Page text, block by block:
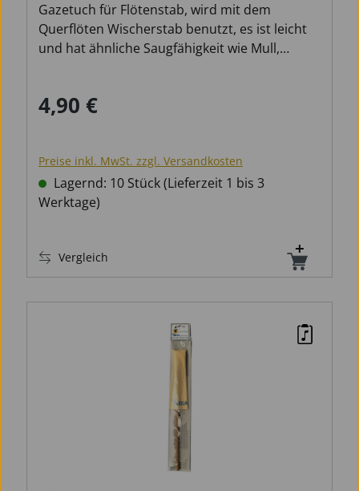
Gazetuch für Flötenstab, wird mit dem
Querflöten Wischerstab benutzt, es ist leicht
und hat ähnliche Saugfähigkeit wie Mull,
Regulärer Preis:
4,90 €
Preise inkl. MwSt. zzgl. Versandkosten
Lagernd: 10 Stück (Lieferzeit 1 bis 3
Werktage)
Vergleich